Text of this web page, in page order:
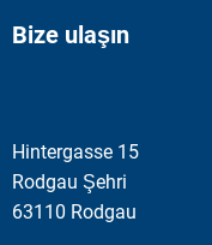
Bize ulaşın
Hintergasse 15
Rodgau Şehri
63110 Rodgau